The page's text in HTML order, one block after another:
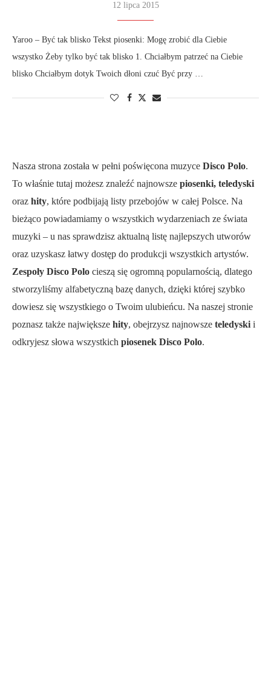
12 lipca 2015
Yaroo – Być tak blisko Tekst piosenki: Mogę zrobić dla Ciebie
wszystko Żeby tylko być tak blisko 1. Chciałbym patrzeć na Ciebie
blisko Chciałbym dotyk Twoich dłoni czuć Być przy …
Nasza strona została w pełni poświęcona muzyce Disco Polo.
To właśnie tutaj możesz znaleźć najnowsze piosenki, teledyski
oraz hity, które podbijają listy przebojów w całej Polsce. Na
bieżąco powiadamiamy o wszystkich wydarzeniach ze świata
muzyki – u nas sprawdzisz aktualną listę najlepszych utworów
oraz uzyskasz łatwy dostęp do produkcji wszystkich artystów.
Zespoły Disco Polo cieszą się ogromną popularnością, dlatego
stworzyliśmy alfabetyczną bazę danych, dzięki której szybko
dowiesz się wszystkiego o Twoim ulubieńcu. Na naszej stronie
poznasz także największe hity, obejrzysz najnowsze teledyski i
odkryjesz słowa wszystkich piosenek Disco Polo.